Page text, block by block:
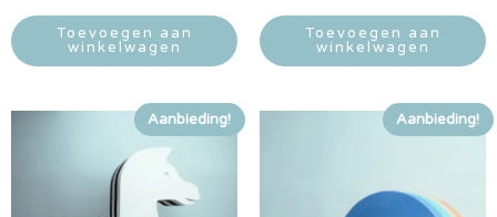
Toevoegen aan
winkelwagen
Toevoegen aan
winkelwagen
Aanbieding! Aanbieding!